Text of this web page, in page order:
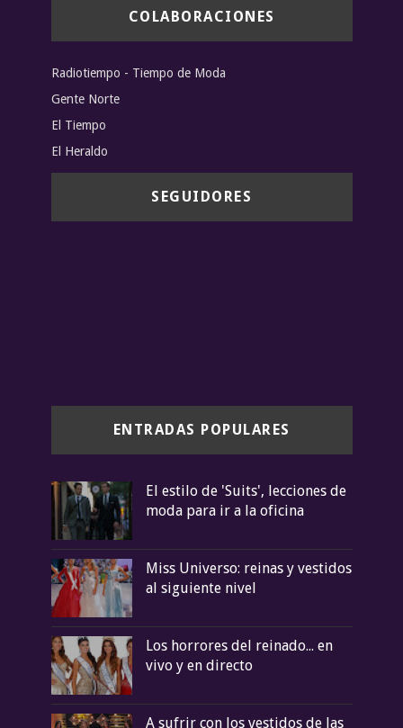
COLABORACIONES
Radiotiempo - Tiempo de Moda
Gente Norte
El Tiempo
El Heraldo
SEGUIDORES
ENTRADAS POPULARES
El estilo de 'Suits', lecciones de
moda para ir a la oficina
Miss Universo: reinas y vestidos
al siguiente nivel
Los horrores del reinado... en
vivo y en directo
A sufrir con los vestidos de las